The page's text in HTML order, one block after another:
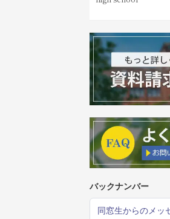
バックナンバー
同窓生からのメッ